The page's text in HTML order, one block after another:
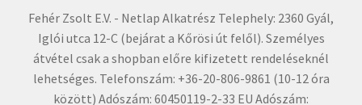
Fehér Zsolt E.V. - Netlap Alkatrész Telephely: 2360 Gyál,
Iglói utca 12-C (bejárat a Kőrösi út felől). Személyes
átvétel csak a shopban előre kifizetett rendeléseknél
lehetséges. Telefonszám: +36-20-806-9861 (10-12 óra
között) Adószám: 60450119-2-33 EU Adószám: